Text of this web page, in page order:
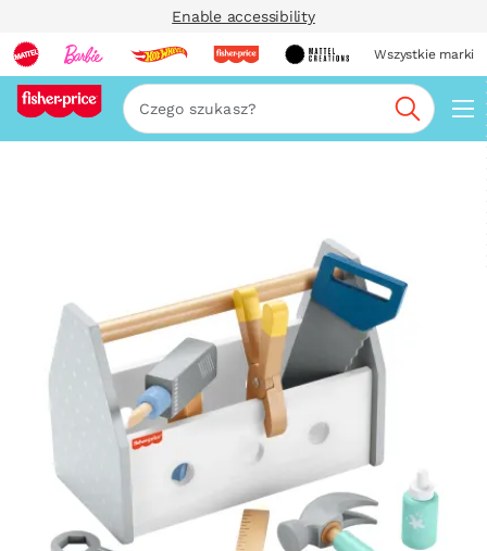
Enable accessibility
Wszystkie marki
Szukaj